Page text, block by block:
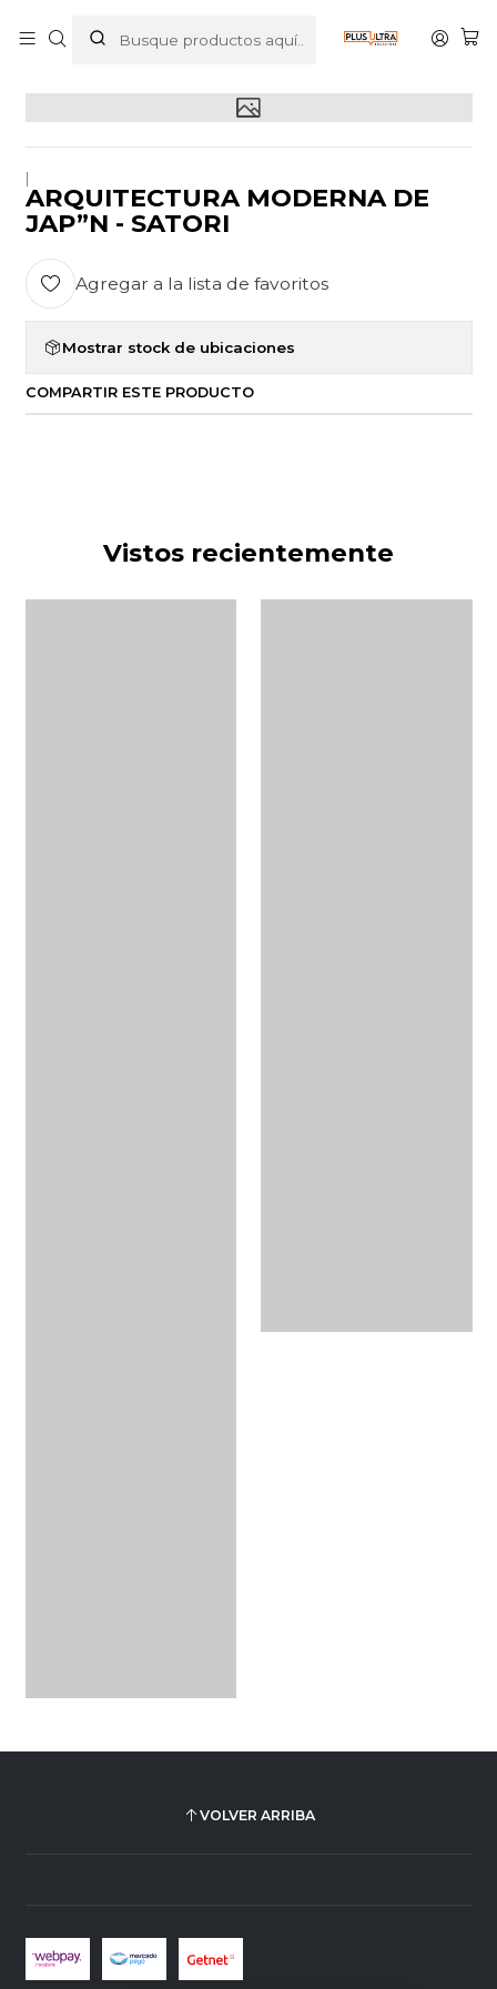
ARQUITECTURA MODERNA DE JAP”N - SATORI
ARQUITECTURA MODERNA DE
JAP”N - SATORI
Agregar a la lista de favoritos
Mostrar stock de ubicaciones
COMPARTIR ESTE PRODUCTO
Vistos recientemente
VOLVER ARRIBA